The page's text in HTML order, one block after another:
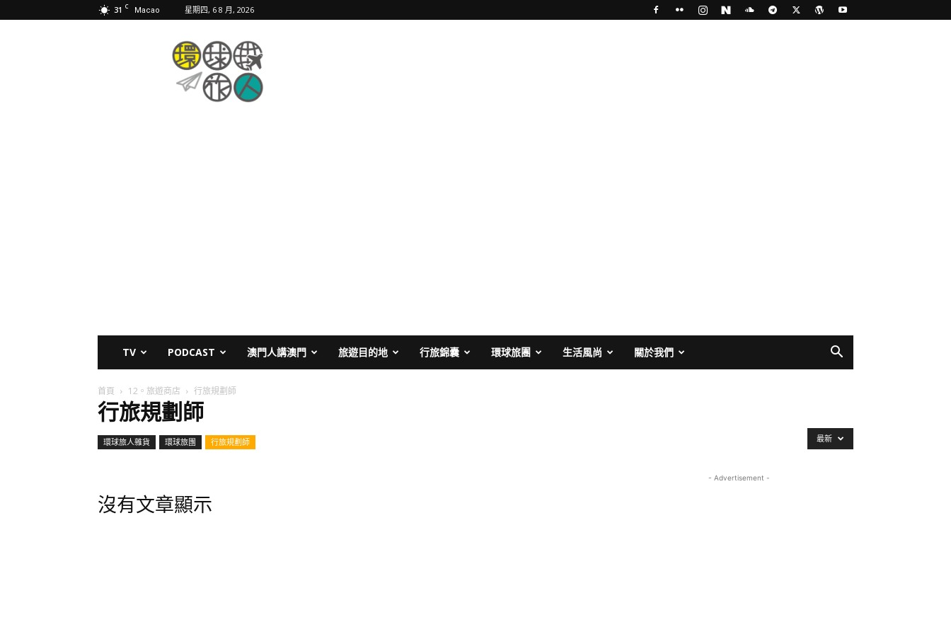
31 C Macao 星期四, 6 8 月, 2026
TV PODCAST 澳門人講澳門 旅遊目的地 行旅錦囊 環球旅團 生活風尚 關於我們
首頁 12。旅遊商店 行旅規劃師
行旅規劃師
環球旅人雜貨 環球旅團 行旅規劃師 最新
沒有文章顯示
- Advertisement -